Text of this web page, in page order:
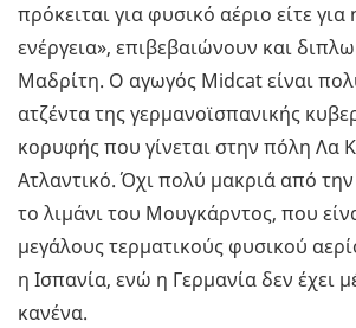
πρόκειται για φυσικό αέριο είτε για
ενέργεια», επιβεβαιώνουν και
Μαδρίτη. Ο αγωγός Midcat είναι
ατζέντα της γερμανοϊσπανικής
κορυφής που γίνεται στην πόλη Λα
Ατλαντικό. Όχι πολύ μακριά από
το λιμάνι του Μουγκάρντος, που
μεγάλους τερματικούς φυσικού
η Ισπανία, ενώ η Γερμανία δεν έχει
κανένα.